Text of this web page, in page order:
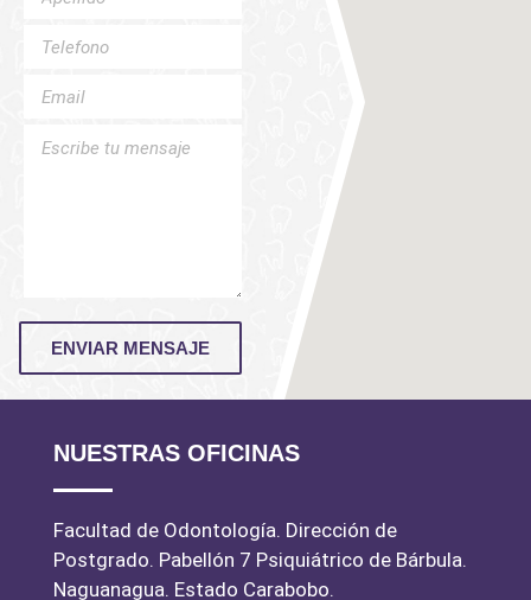
ENVIAR MENSAJE
NUESTRAS OFICINAS
Facultad de Odontología. Dirección de
Postgrado. Pabellón 7 Psiquiátrico de Bárbula.
Naguanagua. Estado Carabobo.